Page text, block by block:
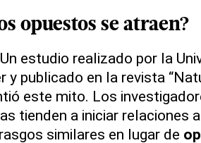
opuestos se atraen?
Un estudio realizado por la
y publicado en la revista
este mito. Los
tienden a iniciar relaciones
similares en lugar de